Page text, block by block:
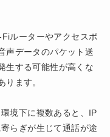
ルーターやアクセスポ
声データのパケット送
生する可能性が高くな
ります。
境下に複数あると、IP
らぎが生じて通話が途